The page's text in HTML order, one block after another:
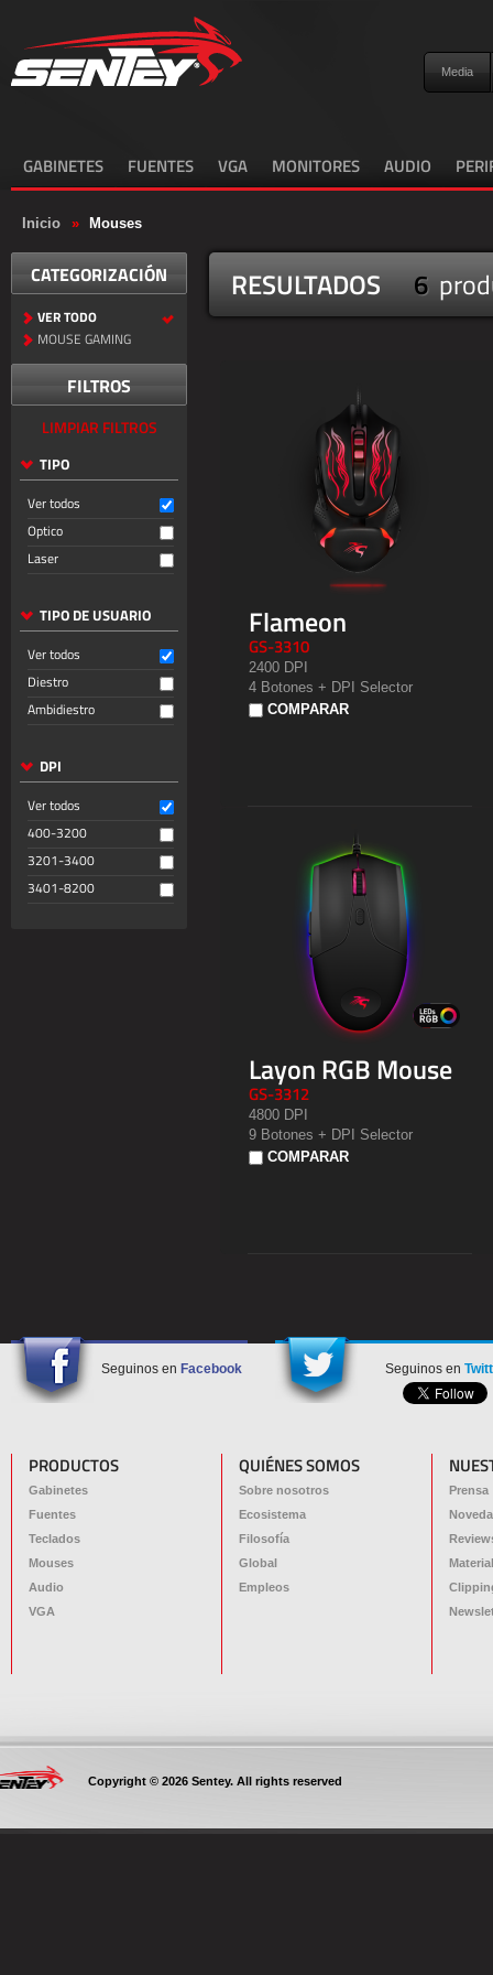
Media
GABINETES FUENTES VGA MONITORES AUDIO
Inicio » Mouses
CATEGORIZACIÓN
VER TODO
MOUSE GAMING
FILTROS
LIMPIAR FILTROS
TIPO
Ver todos
Optico
Laser
TIPO DE USUARIO
Ver todos
Diestro
Ambidiestro
DPI
Ver todos
400-3200
3201-3400
3401-8200
RESULTADOS 6
Flameon
GS-3310
2400 DPI
4 Botones + DPI Selector
COMPARAR
Layon RGB Mouse
GS-3312
4800 DPI
9 Botones + DPI Selector
COMPARAR
Seguinos en Facebook Seguinos en
PRODUCTOS
Gabinetes
Fuentes
Teclados
Mouses
Audio
VGA
QUIÉNES SOMOS
Sobre nosotros
Ecosistema
Filosofía
Global
Empleos
Prensa
Copyright © 2026 Sentey. All rights reserved